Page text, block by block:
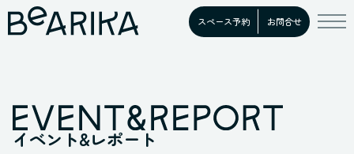
スペース予約 お問合せ
イベント&レポート